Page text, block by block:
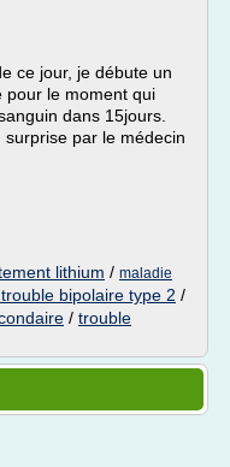
ce jour, je débute un
pour le moment qui
dans 15jours.
par le médecin
lithium / maladie
bipolaire type 2 /
/ trouble